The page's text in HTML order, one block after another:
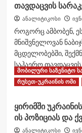
თავდაცვის
ანალიტიკოსი
როგორც ამბობენ,
მნიშვნელოვან
მცდელობებში,
საჰაერო
Read MoreRead
სერბეთი
ჩინურ
HQ-
მობილური საზენიტო
რუსეთ-უკრაინის ომი
ყირიმში
ის პოზიციას და
ანალიტიკოსი